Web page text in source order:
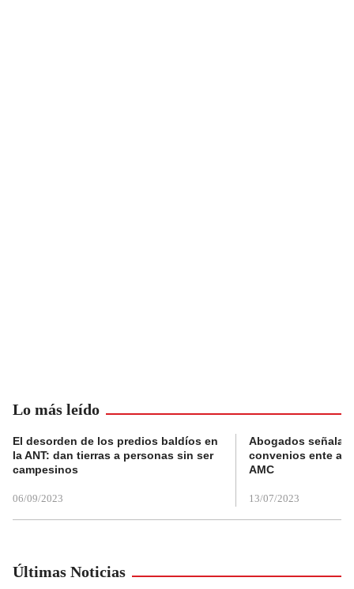
Lo más leído
El desorden de los predios baldíos en
la ANT: dan tierras a personas sin ser
campesinos
06/09/2023
Abogados
convenios ente
AMC
13/07/2023
Últimas Noticias